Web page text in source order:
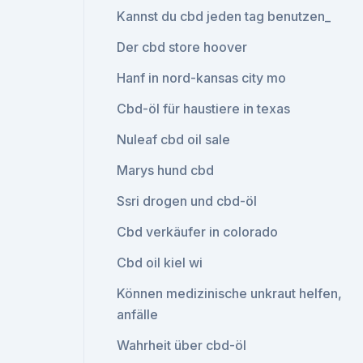
Kannst du cbd jeden tag benutzen_
Der cbd store hoover
Hanf in nord-kansas city mo
Cbd-öl für haustiere in texas
Nuleaf cbd oil sale
Marys hund cbd
Ssri drogen und cbd-öl
Cbd verkäufer in colorado
Cbd oil kiel wi
Können medizinische unkraut helfen,
anfälle
Wahrheit über cbd-öl